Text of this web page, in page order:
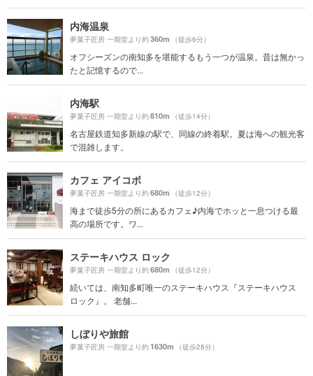
内海温泉
夢菓子匠房 一期堂より約360m （徒歩6分）
オフシーズンの南知多を堪能するもう一つが温泉。昔は無かっ
たと記憶するので...
内海駅
夢菓子匠房 一期堂より約810m （徒歩14分）
名古屋鉄道知多新線の駅で、同線の終着駅。夏は海への観光客
で混雑します。
カフェ アイコボ
夢菓子匠房 一期堂より約680m （徒歩12分）
海まで徒歩5分の所にあるカフェ♪内海でホッと一息つける最
高の場所です。ワ...
ステーキハウス ロック
夢菓子匠房 一期堂より約680m （徒歩12分）
続いては、南知多町唯一のステーキハウス『ステーキハウス
ロック』。 老舗...
しぼりや旅館
夢菓子匠房 一期堂より約1630m （徒歩28分）